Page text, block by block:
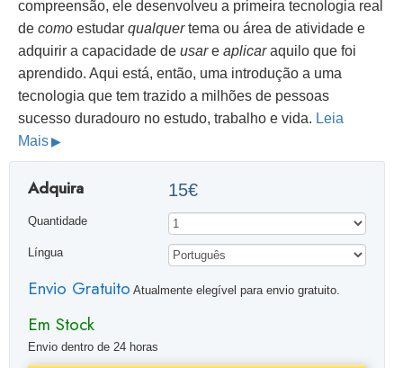
compreensão, ele desenvolveu a primeira tecnologia real
de como estudar qualquertema ou área de atividade e
adquirir a capacidade de usare aplicaraquilo que foi
aprendido. Aqui está, então, uma introdução a uma
tecnologia que tem trazido a milhões de pessoas
sucesso duradouro no estudo, trabalho e vida. Leia
Mais
Adquira 15€
Quantidade
Língua
Envio Gratuito Atualmente elegível para envio gratuito.
Em Stock
Envio dentro de 24 horas